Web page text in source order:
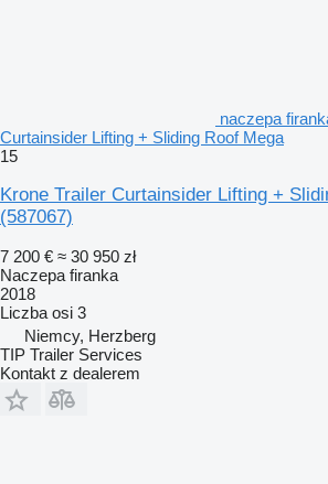
naczepa
Curtainsider Lifting + Sliding Roof Mega
15
Krone Trailer Curtainsider Lifting +
(587067)
7 200 € ≈ 30 950 zł
Naczepa firanka
2018
Liczba osi 3
Niemcy, Herzberg
TIP Trailer Services
Kontakt z dealerem